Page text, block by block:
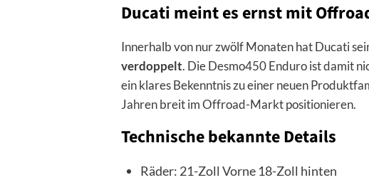
Ducati meint es ernst mit
Innerhalb von nur zwölf Monaten hat Ducati
verdoppelt. Die Desmo450 Enduro ist damit
ein klares Bekenntnis zu einer neuen
Jahren breit im Offroad-Markt positionieren.
Technische bekannte Details
Räder: 21-Zoll Vorne 18-Zoll hinten